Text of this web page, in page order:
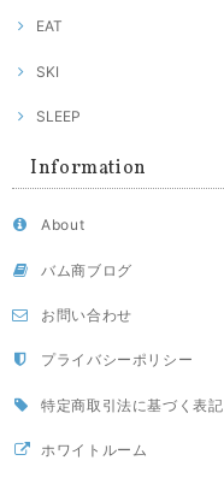
EAT
SKI
SLEEP
Information
About
バム商ブログ
お問い合わせ
プライバシーポリシー
特定商取引法に基づく表記
ホワイトルーム